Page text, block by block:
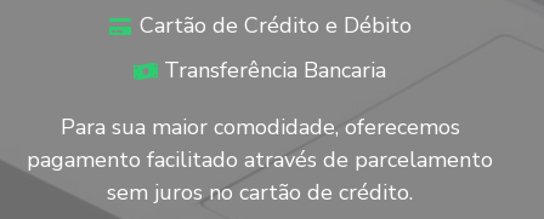
Cartão de Crédito e Débito
Transferência Bancaria
Para sua maior comodidade, oferecemos
pagamento facilitado através de parcelamento
sem juros no cartão de crédito.